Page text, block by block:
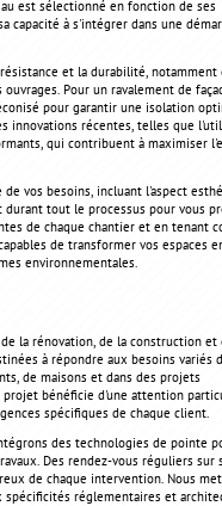
est sélectionné en fonction de ses
capacité à s'intégrer dans une
et la durabilité, notamment
Pour un ravalement de
pour garantir une isolation
innovations récentes, telles que
qui contribuent à maximiser
vos besoins, incluant l'aspect
tout le processus pour vous
de chaque chantier et en tenant
de transformer vos espaces
environnementales.
de la rénovation, de la construction et
à répondre aux besoins variés
de maisons et dans des projets
projet bénéficie d'une attention
spécifiques de chaque client.
des technologies de pointe
Des rendez-vous réguliers sur
de chaque intervention. Nous
spécificités réglementaires et